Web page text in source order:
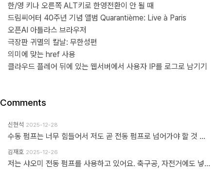
한/영 키나 오른쪽 ALT키로 한영전환이 안 될 때
드림씨어터 40주년 기념 앨범 Quarantième: Live à Paris
오픈AI 아틀라스 브라우저
극장판 귀멸의 칼날: 무한성편
의미에 맞는 href 사용
클라우드 플레어 뒤에 있는 웹서버에서 사용자 IP를 로그로 남기기
Comments
신현석 2025-12-28
수동 펌프는 너무 힘들어서 저도 곧 전동 펌프로 넘어가야 할 것 같네요.
김재호 2025-12-26
저는 샤오미 전동 펌프를 사용하고 있어요. 축구공, 자전거에도 넣을 수 있고 자동차 바퀴에도 넣을 수 있어요. 아주 만족스럽습니다.